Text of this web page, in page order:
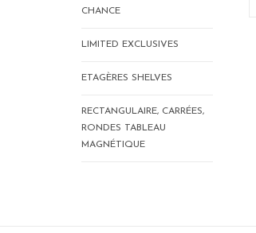
CHANCE
LIMITED EXCLUSIVES
ETAGÈRES SHELVES
RECTANGULAIRE, CARRÉES,
RONDES TABLEAU
MAGNÉTIQUE